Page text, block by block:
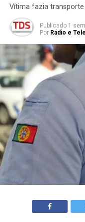
Vítima fazia
Publicado 1
Por Rádio e